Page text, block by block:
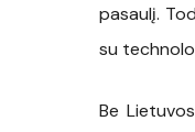
pasaulį.
su
Be